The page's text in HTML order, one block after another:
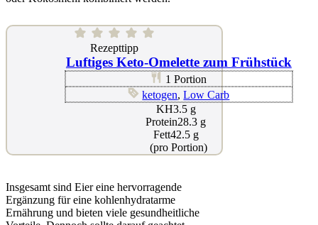
Rezepttipp
Luftiges Keto-Omelette zum Frühstück
servings
1 Portion
cuisine
ketogen,Low Carb
netto
kohlenhydrate
KH3.5 g
Protein
Protein28.3 g
Fett
Fett42.5 g
(pro Portion)
Insgesamt sind Eier eine hervorragende
Ergänzung für eine kohlenhydratarme
Ernährung und bieten viele gesundheitliche